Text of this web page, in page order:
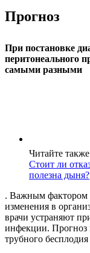
Прогноз
При постановке
перитонеального
самыми разными
Читайте
Стоит ли
полезна дыня?
. Важным фактором
изменения в
врачи устраняют
инфекции. Прогноз
трубного